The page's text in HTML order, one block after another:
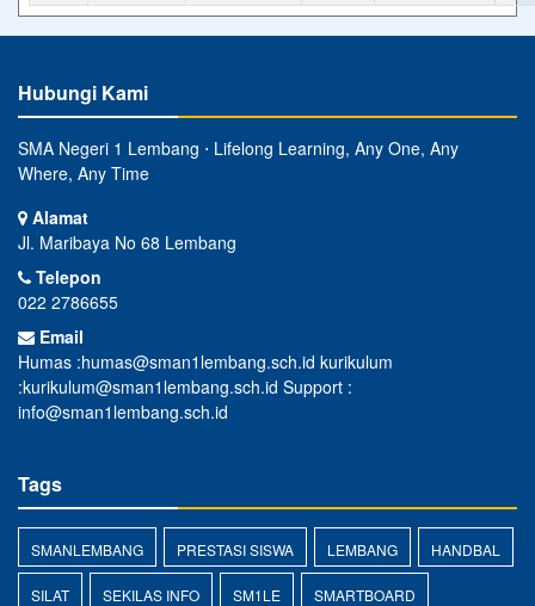
Hubungi Kami
SMA Negeri 1 Lembang ⋅ Lifelong Learning, Any One, Any
Where, Any Time
Alamat
Jl. Maribaya No 68 Lembang
Telepon
022 2786655
Email
Humas :humas@sman1lembang.sch.id kurikulum
:kurikulum@sman1lembang.sch.id Support :
info@sman1lembang.sch.id
Tags
SMANLEMBANG PRESTASI SISWA LEMBANG HANDBAL
SILAT SEKILAS INFO SM1LE SMARTBOARD